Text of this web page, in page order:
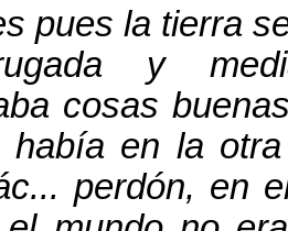
pues la tierra
y
cosas
había en la
perdón, en